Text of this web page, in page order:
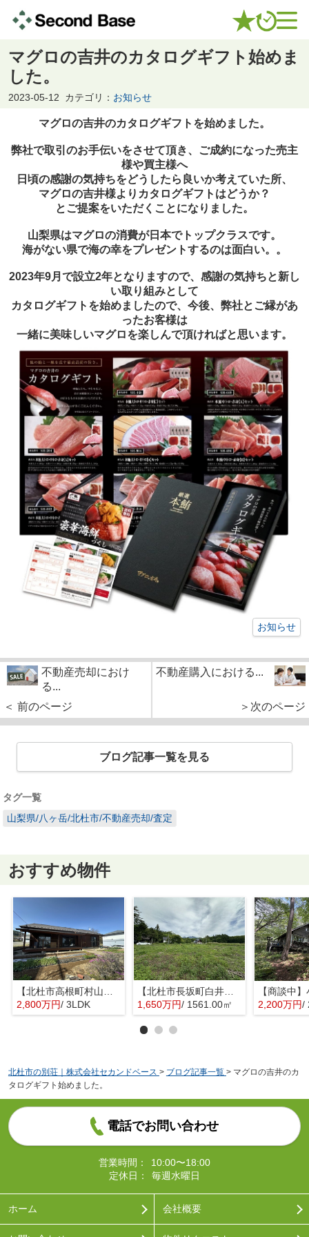
マグロの吉井のカタログギフト始めま
した。
2023-05-12 カテゴリ： お知らせ
マグロの吉井のカタログギフトを始めました。
弊社で取引のお手伝いをさせて頂き、
ご成約になった売主
様や買主様へ
日頃の感謝の気持ちをどうしたら良いか考えていた所、
マグロの吉井様よりカタログギフトはどうか？
とご提案をいただくことになりました。
山梨県はマグロの消費が日本でトップクラスです。
海がない県で海の幸をプレゼントするのは面白い。。
2023年9月で設立2年となりますので、 感謝の気持ちと新し
い取り組みとして
カタログギフトを始めましたので、 今後、弊社とご縁があ
ったお客様は
一緒に美味しいマグロを楽しんで頂ければと思います。
お知らせ
不動産売却におけ
る...
＜ 前のページ
不動産購入における...
＞次のページ
ブログ記事一覧を見る
タグ一覧
山梨県/八ヶ岳/北杜市/不動産売却/査定
おすすめ物件
2,800万円/ 3LDK
【北杜市長坂町白井沢】八ヶ岳等の山並みが望める土地
1,650万円/ 1561.00㎡ 2,200万円/
北杜市の別荘｜株式会社セカンドベース > ブログ記事一覧 > マグロの吉井のカ
タログギフト始めました。
電話でお問い合わせ
営業時間：
10:00〜18:00
定休日：
毎週水曜日
ホーム 会社概要